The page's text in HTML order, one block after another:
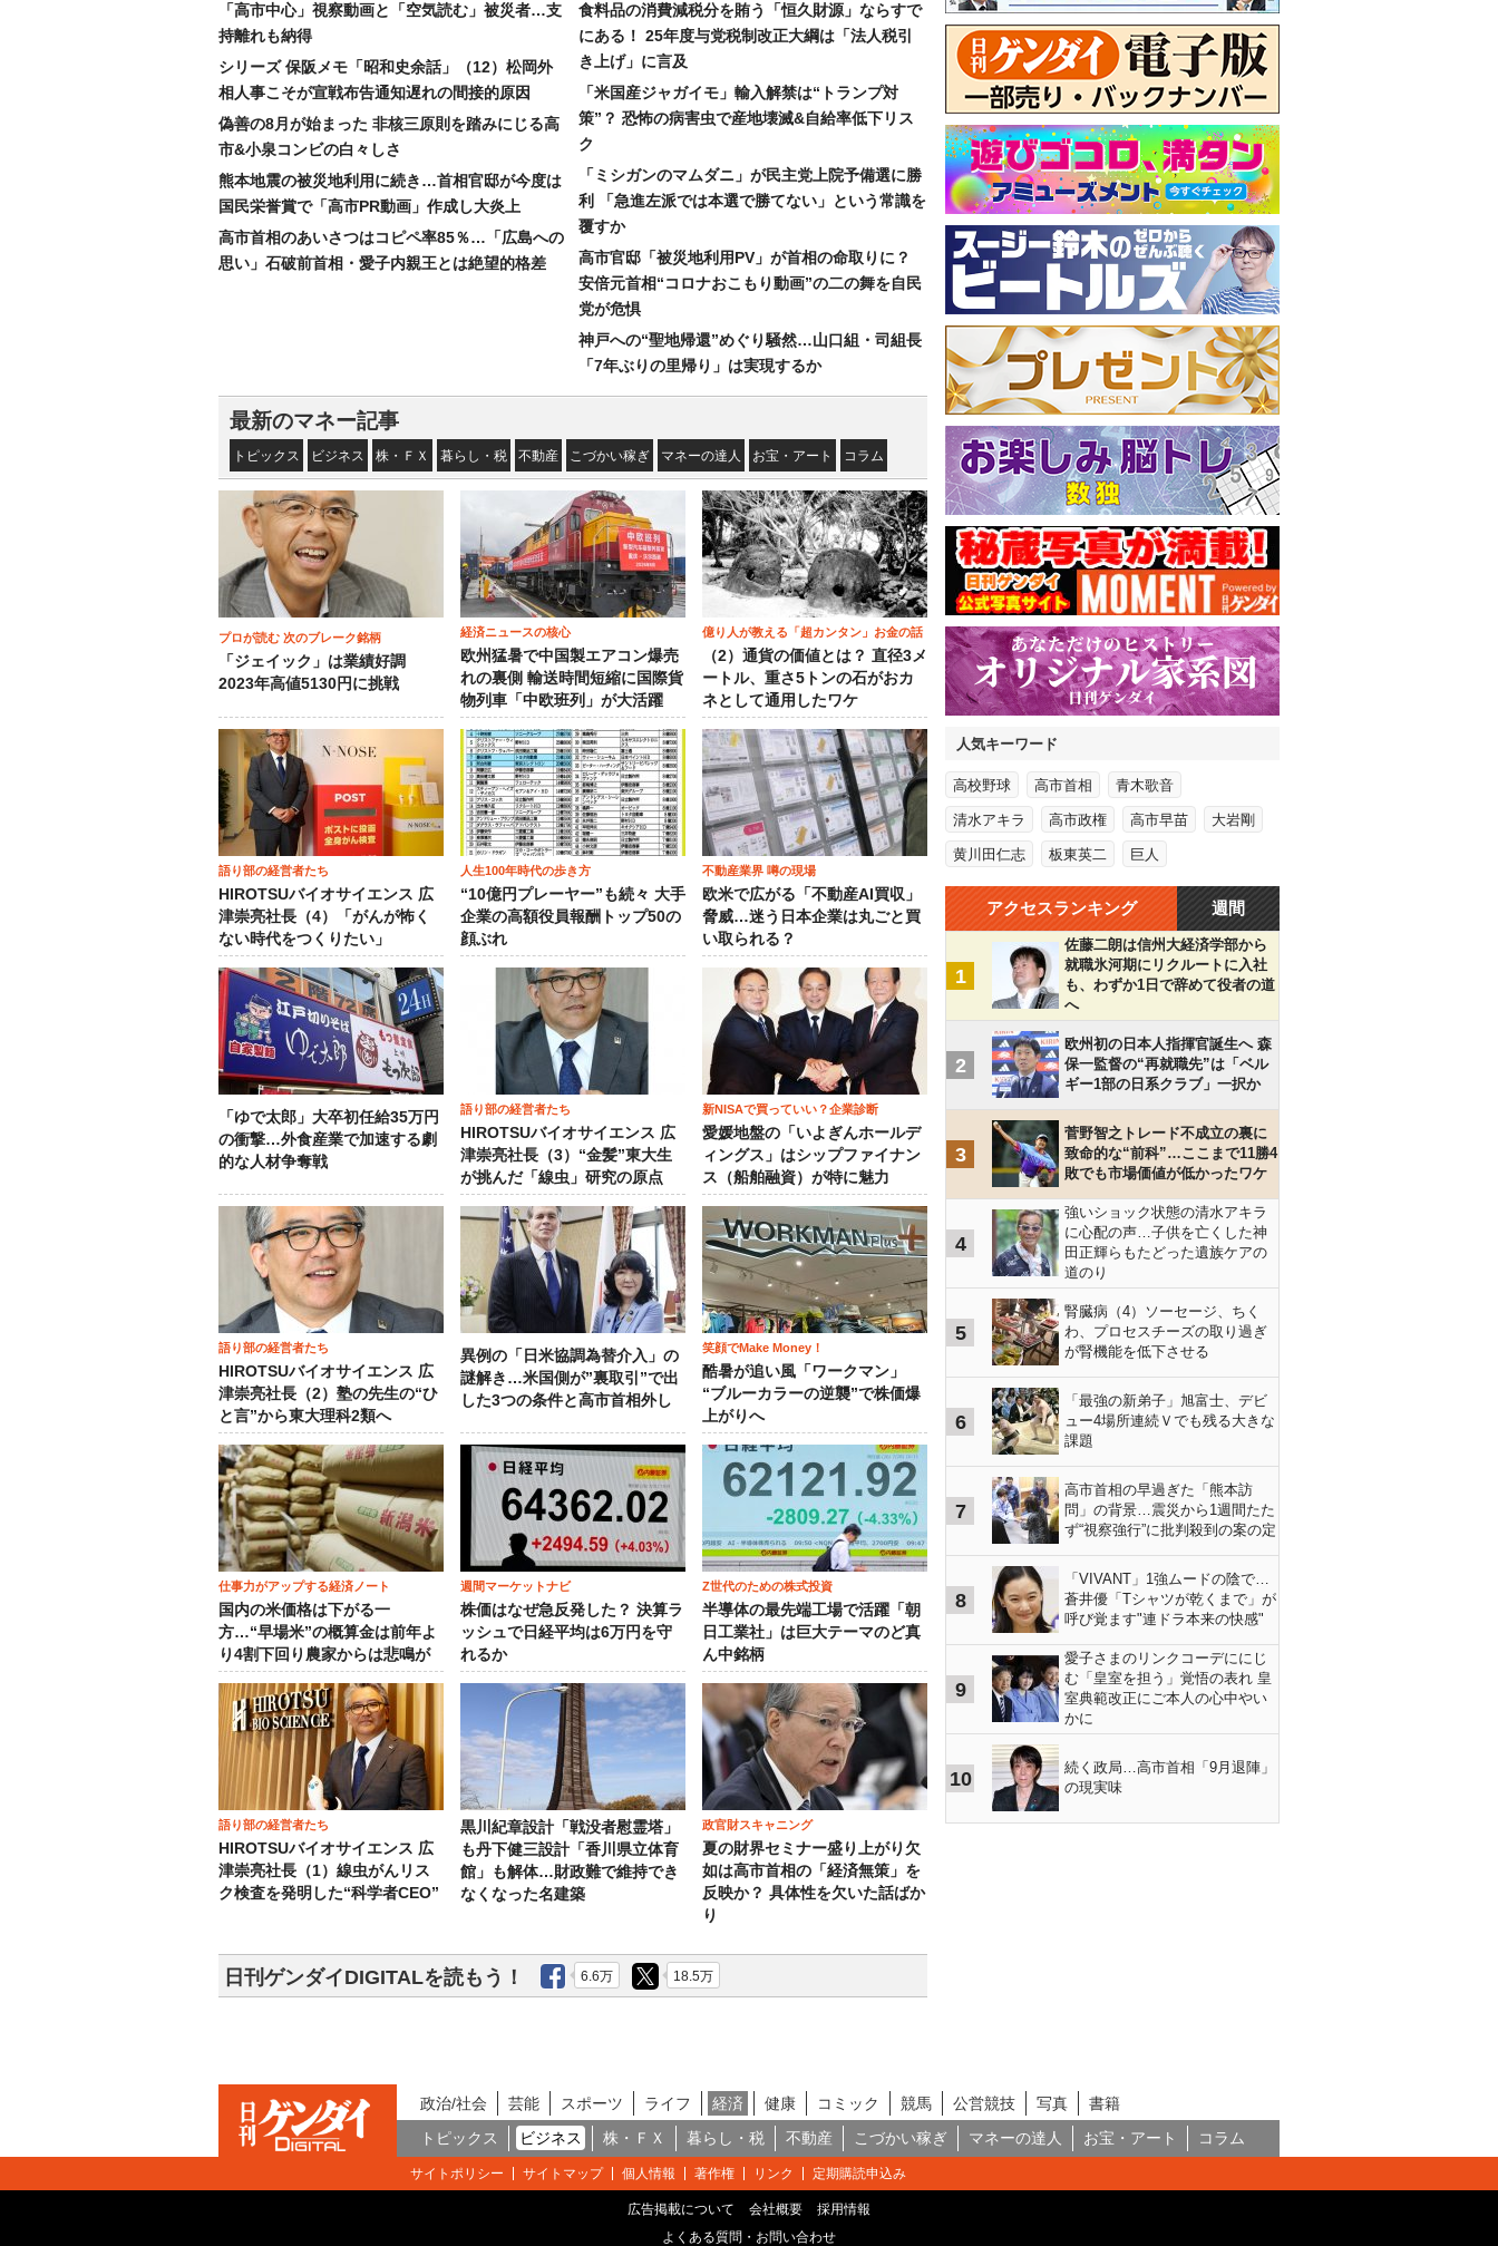
「高市中心」視察動画と「空気読む」被災者…支
持離れも納得
シリーズ 保阪メモ「昭和史余話」（12）松岡外
相人事こそが宣戦布告通知遅れの間接的原因
偽善の8月が始まった 非核三原則を踏みにじる高
市&小泉コンビの白々しさ
熊本地震の被災地利用に続き…首相官邸が今度は
国民栄誉賞で「高市PR動画」作成し大炎上
高市首相のあいさつはコピペ率85％…「広島への
思い」石破前首相・愛子内親王とは絶望的格差
食料品の消費減税分を賄う「恒久財源」ならすで
にある！ 25年度与党税制改正大綱は「法人税引
き上げ」に言及
「米国産ジャガイモ」輸入解禁は“トランプ対
策”？ 恐怖の病害虫で産地壊滅&自給率低下リス
ク
「ミシガンのマムダニ」が民主党上院予備選に勝
利 「急進左派では本選で勝てない」という常識を
覆すか
高市官邸「被災地利用PV」が首相の命取りに？
安倍元首相“コロナおこもり動画”の二の舞を自民
党が危惧
神戸への“聖地帰還”めぐり騒然…山口組・司組長
「7年ぶりの里帰り」は実現するか
最新のマネー記事
トピックス ビジネス 株・ＦＸ 暮らし・税 不動産 こづかい稼ぎ マネーの達人 お宝・アート コラム
プロが読む 次のブレーク銘柄
「ジェイック」は業績好調
2023年高値5130円に挑戦
経済ニュースの核心
欧州猛暑で中国製エアコン爆売
れの裏側 輸送時間短縮に国際貨
物列車「中欧班列」が大活躍
億り人が教える「超カンタン」お金の話
（2）通貨の価値とは？ 直径3メ
ートル、重さ5トンの石がおカ
ネとして通用したワケ
語り部の経営者たち
HIROTSUバイオサイエンス 広
津崇亮社長（4）「がんが怖く
ない時代をつくりたい」
人生100年時代の歩き方
“10億円プレーヤー”も続々 大手
企業の高額役員報酬トップ50の
顔ぶれ
不動産業界 噂の現場
欧米で広がる「不動産AI買収」
脅威…迷う日本企業は丸ごと買
い取られる？
「ゆで太郎」大卒初任給35万円
の衝撃…外食産業で加速する劇
的な人材争奪戦
語り部の経営者たち
HIROTSUバイオサイエンス 広
津崇亮社長（3）“金髪”東大生
が挑んだ「線虫」研究の原点
新NISAで買っていい？企業診断
愛媛地盤の「いよぎんホールデ
ィングス」はシップファイナン
ス（船舶融資）が特に魅力
語り部の経営者たち
HIROTSUバイオサイエンス 広
津崇亮社長（2）塾の先生の“ひ
と言”から東大理科2類へ
異例の「日米協調為替介入」の
謎解き…米国側が”裏取引”で出
した3つの条件と高市首相外し
笑顔でMake Money！
酷暑が追い風「ワークマン」
“ブルーカラーの逆襲”で株価爆
上がりへ
仕事力がアップする経済ノート
国内の米価格は下がる一
方…“早場米”の概算金は前年よ
り4割下回り農家からは悲鳴が
週間マーケットナビ
株価はなぜ急反発した？ 決算ラ
ッシュで日経平均は6万円を守
れるか
Z世代のための株式投資
半導体の最先端工場で活躍「朝
日工業社」は巨大テーマのど真
ん中銘柄
語り部の経営者たち
HIROTSUバイオサイエンス 広
津崇亮社長（1）線虫がんリス
ク検査を発明した“科学者CEO”
黒川紀章設計「戦没者慰霊塔」
も丹下健三設計「香川県立体育
館」も解体…財政難で維持でき
なくなった名建築
政官財スキャニング
夏の財界セミナー盛り上がり欠
如は高市首相の「経済無策」を
反映か？ 具体性を欠いた話ばか
り
日刊ゲンダイDIGITALを読もう！ 6.6万 18.5万
人気キーワード
高校野球 高市首相 青木歌音
清水アキラ 高市政権 高市早苗 大岩剛
黄川田仁志 板東英二 巨人
アクセスランキング 週間
1
佐藤二朗は信州大経済学部から
就職氷河期にリクルートに入社
も、わずか1日で辞めて役者の道
へ
2
欧州初の日本人指揮官誕生へ 森
保一監督の“再就職先”は「ベル
ギー1部の日系クラブ」一択か
3
菅野智之トレード不成立の裏に
致命的な“前科”…ここまで11勝4
敗でも市場価値が低かったワケ
4
強いショック状態の清水アキラ
に心配の声…子供を亡くした神
田正輝らもたどった遺族ケアの
道のり
5
腎臓病（4）ソーセージ、ちく
わ、プロセスチーズの取り過ぎ
が腎機能を低下させる
6
「最強の新弟子」旭富士、デビ
ュー4場所連続Ｖでも残る大きな
課題
7
高市首相の早過ぎた「熊本訪
問」の背景…震災から1週間たた
ず“視察強行”に批判殺到の案の定
8
「VIVANT」1強ムードの陰で…
蒼井優「Tシャツが乾くまで」が
呼び覚ます"連ドラ本来の快感"
9
愛子さまのリンクコーデににじ
む「皇室を担う」覚悟の表れ 皇
室典範改正にご本人の心中やい
かに
10
続く政局…高市首相「9月退陣」
の現実味
政治/社会 芸能 スポーツ ライフ 経済 健康 コミック 競馬 公営競技 写真
書籍
トピックス
ビジネス 株・ＦＸ 暮らし・税 不動産 こづかい稼ぎ マネーの達人 お宝・アート コラム
サイトポリシー サイトマップ 個人情報 著作権 リンク 定期購読申込み
広告掲載について 会社概要
採用情報
よくある質問・お問い合わせ